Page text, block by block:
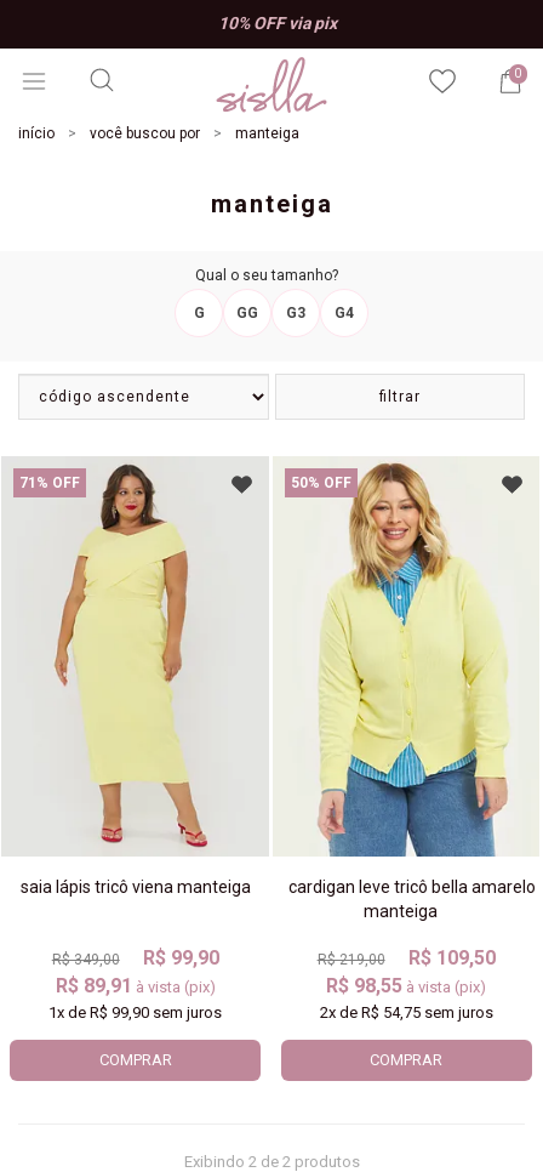
10% OFF via pix
0
início você buscou por manteiga
manteiga
Qual o seu tamanho?
G GG G3 G4
filtrar
71% OFF
saia lápis tricô viena manteiga
R$ 349,00
R$ 99,90
R$ 89,91 à vista (pix)
1x deR$ 99,90 sem juros
COMPRAR
50% OFF
cardigan leve tricô bella amarelo
manteiga
R$ 219,00
R$ 109,50
R$ 98,55 à vista (pix)
2xde R$ 54,75sem juros
COMPRAR
Exibindo 2 de 2 produtos